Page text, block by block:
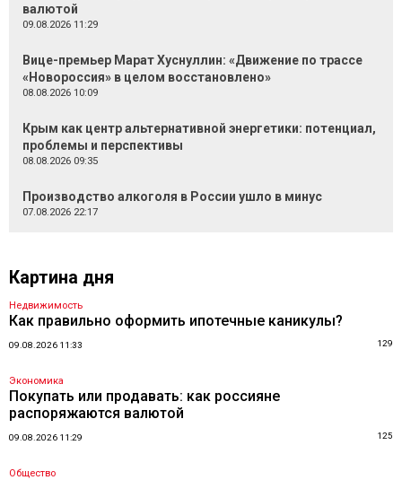
валютой
09.08.2026 11:29
Вице-премьер Марат Хуснуллин: «Движение по трассе
«Новороссия» в целом восстановлено»
08.08.2026 10:09
Крым как центр альтернативной энергетики: потенциал,
проблемы и перспективы
08.08.2026 09:35
Производство алкоголя в России ушло в минус
07.08.2026 22:17
Картина дня
Недвижимость
Как правильно оформить ипотечные каникулы?
09.08.2026 11:33 129
Экономика
Покупать или продавать: как россияне
распоряжаются валютой
09.08.2026 11:29 125
Общество